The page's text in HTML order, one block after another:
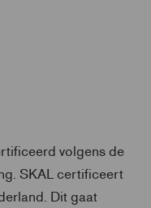
volgens de
SKAL certificeert
Dit gaat